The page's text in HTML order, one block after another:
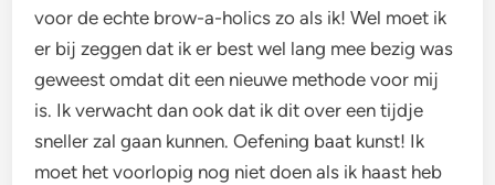
voor de echte brow-a-holics zo als ik! Wel moet ik
er bij zeggen dat ik er best wel lang mee bezig was
geweest omdat dit een nieuwe methode voor mij
is. Ik verwacht dan ook dat ik dit over een tijdje
sneller zal gaan kunnen. Oefening baat kunst! Ik
moet het voorlopig nog niet doen als ik haast heb